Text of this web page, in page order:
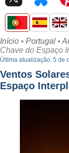
Início • Portugal •
Chave do Espaço
Última atualização: 5 de
Ventos
Espaço